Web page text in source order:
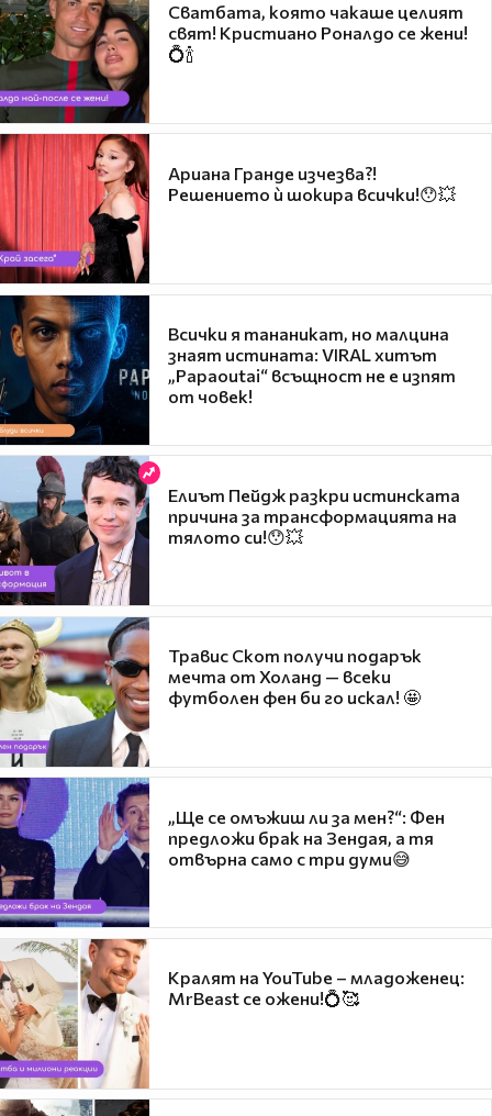
Сватбата, която чакаше целият
свят! Кристиано Роналдо се жени!
💍🍾
Ариана Гранде изчезва?!
Решението ѝ шокира всички!😯💥
Всички я тананикат, но малцина
знаят истината: VIRAL хитът
„Papaoutai“ всъщност не е изпят
от човек!
Елиът Пейдж разкри истинската
причина за трансформацията на
тялото си!😯💥
Травис Скот получи подарък
мечта от Холанд — всеки
футболен фен би го искал! 🤩
„Ще се омъжиш ли за мен?“: Фен
предложи брак на Зендая, а тя
отвърна само с три думи😅
Кралят на YouTube – младоженец:
MrBeast се ожени!💍🥰